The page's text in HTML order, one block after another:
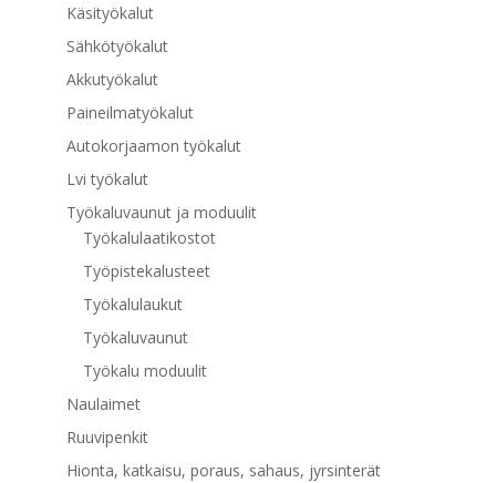
Käsityökalut
Sähkötyökalut
Akkutyökalut
Paineilmatyökalut
Autokorjaamon työkalut
Lvi työkalut
Työkaluvaunut ja moduulit
Työkalulaatikostot
Työpistekalusteet
Työkalulaukut
Työkaluvaunut
Työkalu moduulit
Naulaimet
Ruuvipenkit
Hionta, katkaisu, poraus, sahaus, jyrsinterät